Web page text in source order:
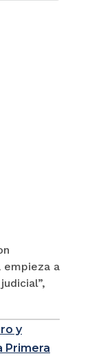
empieza a
y
Primera